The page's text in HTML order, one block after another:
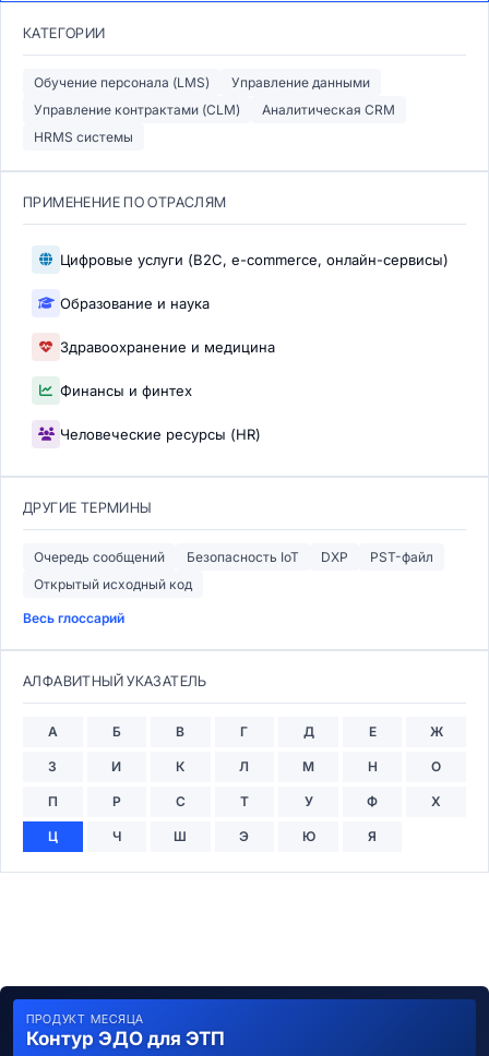
КАТЕГОРИИ
Обучение персонала (LMS)
Управление данными
Управление контрактами (CLM)
Аналитическая CRM
HRMS системы
ПРИМЕНЕНИЕ ПО ОТРАСЛЯМ
Цифровые услуги (B2C, e-commerce, онлайн-сервисы)
Образование и наука
Здравоохранение и медицина
Финансы и финтех
Человеческие ресурсы (HR)
ДРУГИЕ ТЕРМИНЫ
Очередь сообщений Безопасность IoT DXP
PST-файл
Открытый исходный код
Весь глоссарий
АЛФАВИТНЫЙ УКАЗАТЕЛЬ
А Б В Г Д Е Ж
З И К Л М Н О
П Р С Т У Ф Х
Ц Ч Ш Э Ю Я
ПРОДУКТ МЕСЯЦА
Контур ЭДО для ЭТП